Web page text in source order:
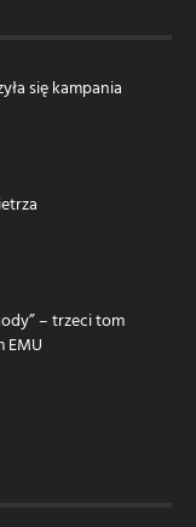
się kampania
– trzeci tom